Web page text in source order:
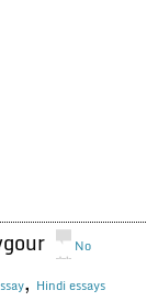
No
, Hindi essays